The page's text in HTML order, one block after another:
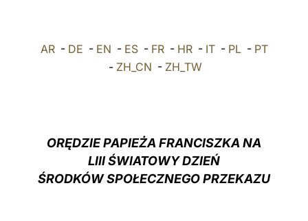
DEUTSCH
LATINE
AR- DE - EN - ES- FR- HR- IT- PL- PT
- ZH_CN - ZH_TW
ORĘDZIE PAPIEŻA FRANCISZKA NA
LIII ŚWIATOWY DZIEŃ
ŚRODKÓW SPOŁECZNEGO PRZEKAZU